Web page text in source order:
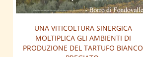
UNA VITICOLTURA SINERGICA
MOLTIPLICA GLI AMBIENTI DI
PRODUZIONE DEL TARTUFO BIANCO